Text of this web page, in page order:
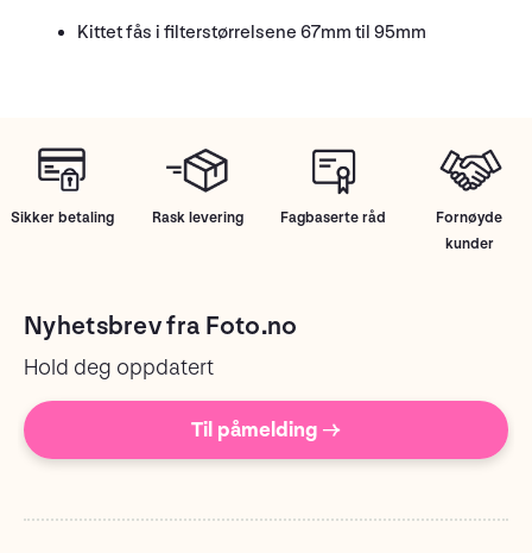
Kittet fås i filterstørrelsene 67mm til 95mm
Sikker betaling Rask levering Fagbaserte råd
Fornøyde
kunder
Nyhetsbrev fra Foto.no
Hold deg oppdatert
Til påmelding →